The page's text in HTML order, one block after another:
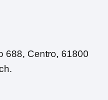
688, Centro, 61800